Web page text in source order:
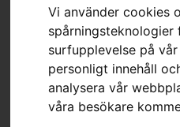
Vi använder cookies
surfupplevelse på
personligt innehåll
analysera vår
våra besökare
Kedja X-CUT
.325″ 1,3 mm